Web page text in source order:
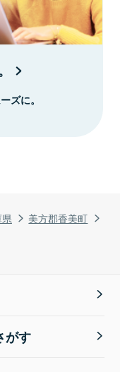
美方郡香美町
ズに。
がす